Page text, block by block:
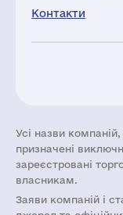
Контакти
Усі назви
призначені
зареєстровані
власникам.
Заяви компаній i